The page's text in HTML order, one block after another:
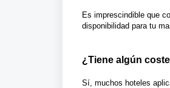
Es imprescindible que
disponibilidad para tu
¿Tiene algún
Sí, muchos hoteles